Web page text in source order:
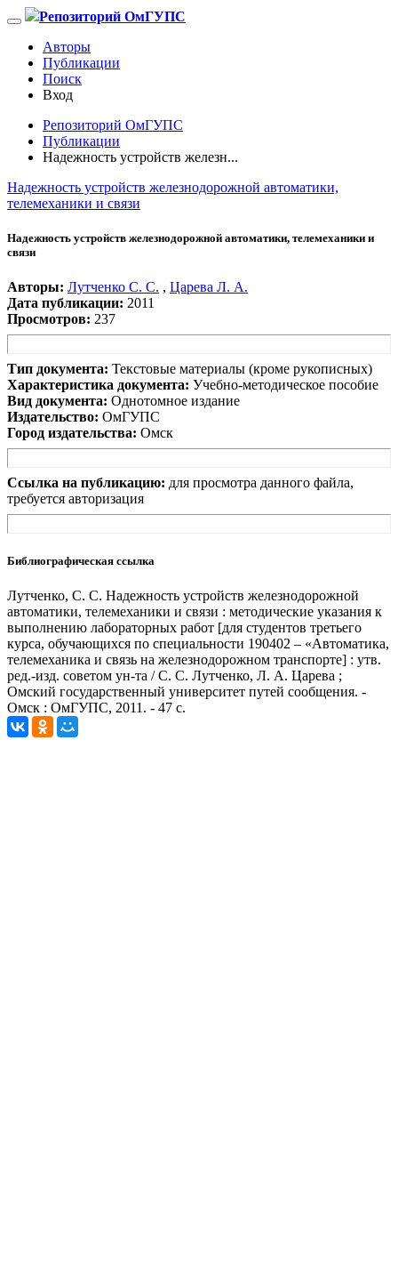
Репозиторий ОмГУПС
Авторы
Публикации
Поиск
Вход
Репозиторий ОмГУПС
Публикации
Надежность устройств железн...
Надежность устройств железнодорожной автоматики,
телемеханики и связи
Надежность устройств железнодорожной автоматики, телемеханики и
связи
Авторы: Лутченко С. С. , Царева Л. А.
Дата публикации: 2011
Просмотров: 237
Тип документа: Текстовые материалы (кроме рукописных)
Характеристика документа: Учебно-методическое пособие
Вид документа: Однотомное издание
Издательство: ОмГУПС
Город издательства: Омск
Ссылка на публикацию: для просмотра данного файла,
требуется авторизация
Библиографическая ссылка
Лутченко, С. С. Надежность устройств железнодорожной
автоматики, телемеханики и связи : методические указания к
выполнению лабораторных работ [для студентов третьего
курса, обучающихся по специальности 190402 – «Автоматика,
телемеханика и связь на железнодорожном транспорте] : утв.
ред.-изд. советом ун-та / С. С. Лутченко, Л. А. Царева ;
Омский государственный университет путей сообщения. -
Омск : ОмГУПС, 2011. - 47 с.